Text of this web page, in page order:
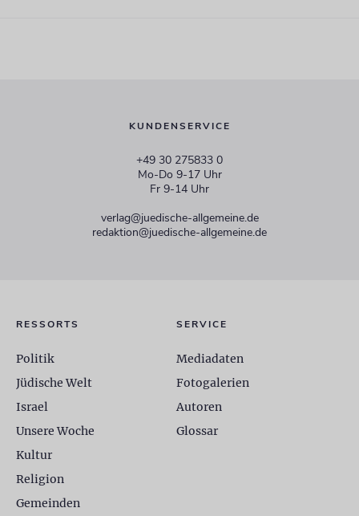
KUNDENSERVICE
+49 30 275833 0
Mo-Do 9-17 Uhr
Fr 9-14 Uhr
verlag@juedische-allgemeine.de
redaktion@juedische-allgemeine.de
RESSORTS
Politik
Jüdische Welt
Israel
Unsere Woche
Kultur
Religion
Gemeinden
SERVICE
Mediadaten
Fotogalerien
Autoren
Glossar